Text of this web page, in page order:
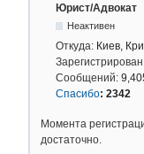
Юрист/Адвокат
Неактивен
Откуда: Киев,
Сообщений:
Спасибо: 2342
Момента
достаточно.